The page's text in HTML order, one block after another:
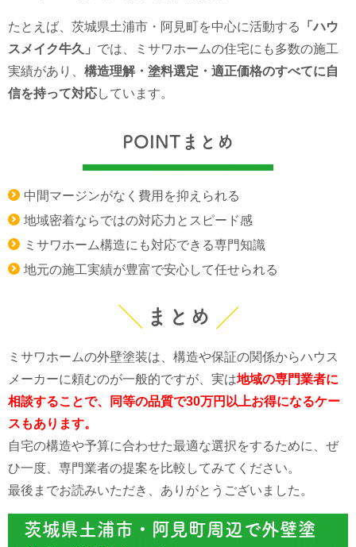
たとえば、茨城県土浦市・阿見町を中心に活動する
「ハウ
スメイク牛久」 では、ミサワホームの住宅にも多数の施工
実績があり、 構造理解・塗料選定・適正価格のすべてに自
信を持って対応しています。
POINTまとめ
中間マージンがなく費用を抑えられる
地域密着ならではの対応力とスピード感
ミサワホーム構造にも対応できる専門知識
地元の施工実績が豊富で安心して任せられる
まとめ
ミサワホームの外壁塗装は、構造や保証の関係からハウス
メーカーに頼むのが一般的ですが、実は地域の専門業者に
相談することで、同等の品質で30万円以上お得になるケー
スもあります。
自宅の構造や予算に合わせた最適な選択をするために、ぜ
ひ一度、専門業者の提案を比較してみてください。
最後までお読みいただき、ありがとうございました。
茨城県土浦市・阿見町周辺で外壁塗